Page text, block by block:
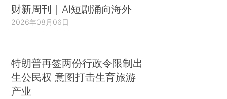
财新周刊｜AI短剧涌向海外
2026年08月06日
特朗普再签两份行政令限制出
生公民权 意图打击生育旅游
产业